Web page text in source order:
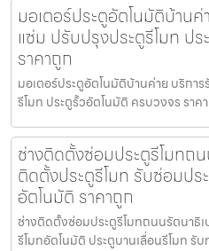
มอเตอร์ประตูอัตโนมัติบ้าน
แซ่ม ปรับปรุงประตูรีโมท ป
ราคาถูก
มอเตอร์ประตูอัตโนมัติบ้านค่าย บริกา
รีโมท ประตูรั้วอัตโนมัติ ครบวงจร รา
ช่างติดตั้งซ่อมประตูรีโมทถ
ติดตั้งประตูรีโมท รับซ่อมปร
อัตโนมัติ ราคาถูก
ช่างติดตั้งซ่อมประตูรีโมทถนนรัตนาธิ
รีโมทอัตโนมัติ ประตูบานเลื่อนรีโมท รับ